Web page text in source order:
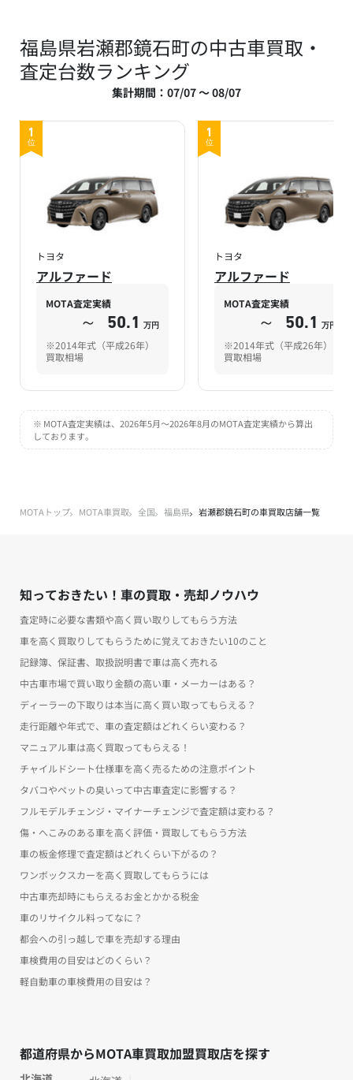
福島県岩瀬郡鏡石町の中古車買取・
査定台数ランキング
集計期間：07/07 ～ 08/07
1
位
トヨタ
アルファード
MOTA査定実績
～ 50.1 万円
※2014年式（平成26年）
買取相場
1
位
トヨタ
アルファード
MOTA査定実績
～ 50.1 万円
※2014年式（平成26年）
買取相場
※ MOTA査定実績は、2026年5月～2026年8月のMOTA査定実績から算出
しております。
MOTAトップ MOTA車買取 全国 福島県 岩瀬郡鏡石町の車買取店舗一覧
知っておきたい！車の買取・売却ノウハウ
査定時に必要な書類や高く買い取りしてもらう方法
車を高く買取りしてもらうために覚えておきたい10のこと
記録簿、保証書、取扱説明書で車は高く売れる
中古車市場で買い取り金額の高い車・メーカーはある？
ディーラーの下取りは本当に高く買い取ってもらえる？
走行距離や年式で、車の査定額はどれくらい変わる？
マニュアル車は高く買取ってもらえる！
チャイルドシート仕様車を高く売るための注意ポイント
タバコやペットの臭いって中古車査定に影響する？
フルモデルチェンジ・マイナーチェンジで査定額は変わる？
傷・へこみのある車を高く評価・買取してもらう方法
車の板金修理で査定額はどれくらい下がるの？
ワンボックスカーを高く買取してもらうには
中古車売却時にもらえるお金とかかる税金
車のリサイクル料ってなに？
都会への引っ越しで車を売却する理由
車検費用の目安はどのくらい？
軽自動車の車検費用の目安は？
都道府県からMOTA車買取加盟買取店を探す